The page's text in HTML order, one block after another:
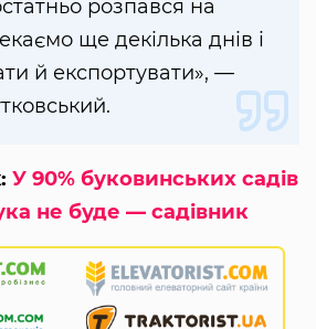
розпався на
ще декілька днів і
й експортувати», —
У 90% буковинських садів
не буде — садівник